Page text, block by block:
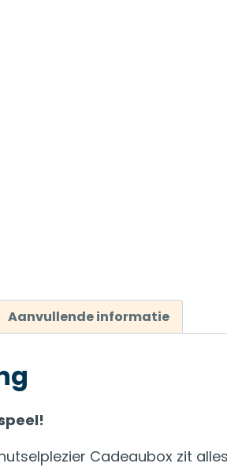
Aanvullende informatie
Cadeaubox zit